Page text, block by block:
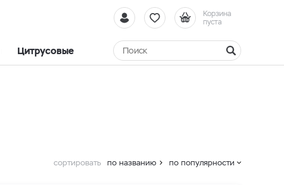
Корзина
пуста
Цитрусовые
сортировать по названию по популярности